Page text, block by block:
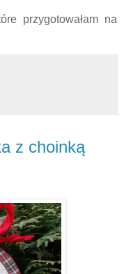
przygotowałam na
z choinką